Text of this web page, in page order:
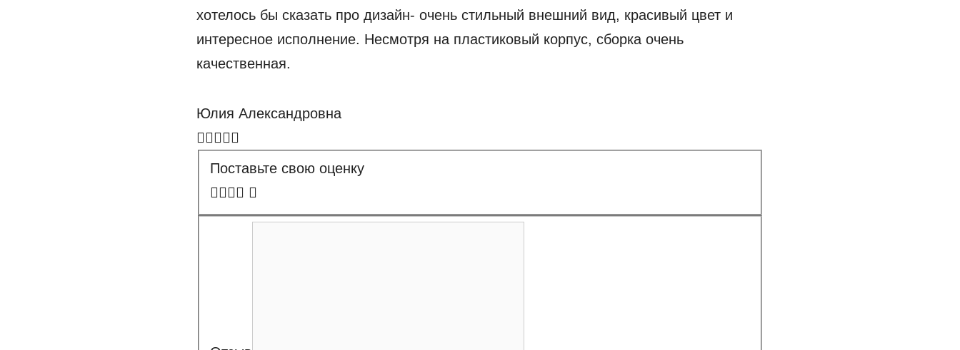
хотелось бы сказать про дизайн- очень стильный внешний вид, красивый цвет и
интересное исполнение. Несмотря на пластиковый корпус, сборка очень
качественная.
Юлия Александровна
Поставьте свою оценку